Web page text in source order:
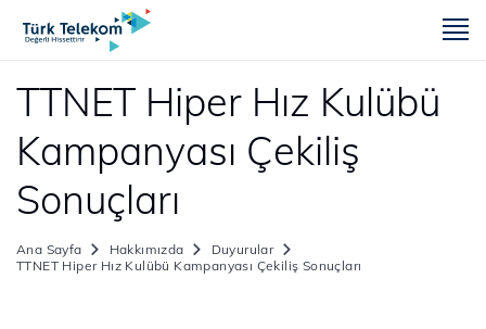
TTNET Hiper Hız Kulübü
Kampanyası Çekiliş
Sonuçları
Ana Sayfa Hakkımızda
Duyurular
TTNET Hiper Hız Kulübü Kampanyası Çekiliş Sonuçları